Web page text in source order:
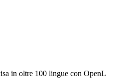
in oltre 100 lingue con OpenL